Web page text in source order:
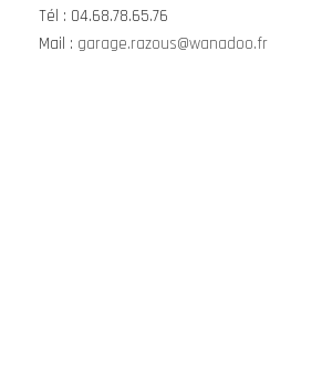
Tél : 04.68.78.65.76
Mail : garage.razous@wanadoo.fr